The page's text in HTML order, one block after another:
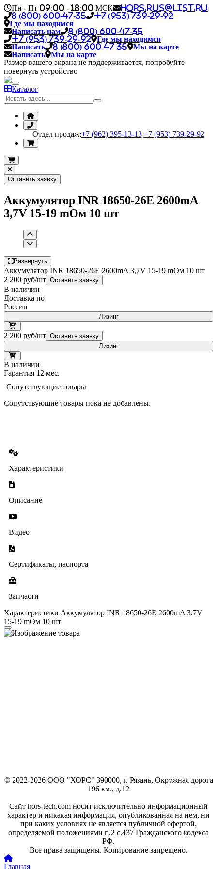
Пн - Пт 09:00 - 18:00 МСК
hors.rus@list.ru
8 (800) 600-47-35
+7 (953) 739-29-92
Где мы находимся
Написать нам
8 (800) 600-47-35
+7 (953) 739-29-92
Где мы находимся
Написать
8 (800) 600-47-35
Мы на карте
Написать
Мы на карте
Размер вашего экрана не поддерживается, попробуйте
повернуть устройство
Каталог
Отдел продаж:+7 (962) 395-13-13 +7 (953) 739-29-92
Оставить заявку
Аккумулятор INR 18650-26E 2600mA
3,7V 15-19 mОм 10 шт
Развернуть
Аккумулятор INR 18650-26E 2600mA 3,7V 15-19 mОм 10 шт
2 200 руб/шт Оставить заявку
В наличии
Доставка по
России
Лизинг
2 200 руб/шт Оставить заявку
Лизинг
В наличии
Гарантия 12 мес.
Сопутствующие товары
Сопутствующие товары пока не добавлены.
Характеристики
Описание
Видео
Сертификаты, паспорта
Запчасти
Характеристики Аккумулятор INR 18650-26E 2600mA 3,7V
15-19 mОм 10 шт
© 2022-2026 ООО "ХОРС" 390000, г. Рязань, Окружная дорога
196 км., д.12
Сайт hors-tech.com носит исключительно информационный
характер и никакая информация, опубликованная на нем, ни
при каких условиях не является публичной офертой,
определяемой положениями п.2 с.437 Гражданского кодекса
РФ.
Все права защищены. Копирование запрещено.
Главная